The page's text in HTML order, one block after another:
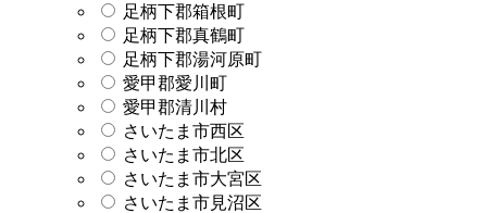
足柄下郡箱根町
足柄下郡真鶴町
足柄下郡湯河原町
愛甲郡愛川町
愛甲郡清川村
さいたま市西区
さいたま市北区
さいたま市大宮区
さいたま市見沼区